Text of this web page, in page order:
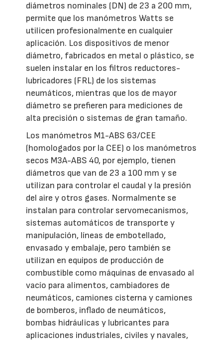
diámetros nominales (DN) de 23 a 200 mm,
permite que los manómetros Watts se
utilicen profesionalmente en cualquier
aplicación. Los dispositivos de menor
diámetro, fabricados en metal o plástico, se
suelen instalar en los filtros reductores-
lubricadores (FRL) de los sistemas
neumáticos, mientras que los de mayor
diámetro se prefieren para mediciones de
alta precisión o sistemas de gran tamaño.
Los manómetros M1-ABS 63/CEE
(homologados por la CEE) o los manómetros
secos M3A-ABS 40, por ejemplo, tienen
diámetros que van de 23 a 100 mm y se
utilizan para controlar el caudal y la presión
del aire y otros gases. Normalmente se
instalan para controlar servomecanismos,
sistemas automáticos de transporte y
manipulación, líneas de embotellado,
envasado y embalaje, pero también se
utilizan en equipos de producción de
combustible como máquinas de envasado al
vacío para alimentos, cambiadores de
neumáticos, camiones cisterna y camiones
de bomberos, inflado de neumáticos,
bombas hidráulicas y lubricantes para
aplicaciones industriales, civiles y navales,